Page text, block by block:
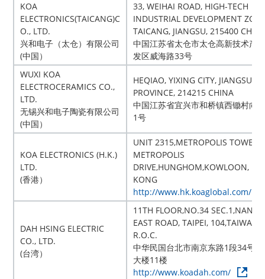
KOA
ELECTRONICS(TAICANG)C
O., LTD.
兴和电子（太仓）有限公司
(中国）
33, WEIHAI ROAD, HIGH-TECH
INDUSTRIAL DEVELOPMENT
TAICANG, JIANGSU, 215400
中国江苏省太仓市太仓高新技术产
发区威海路33号
WUXI KOA
ELECTROCERAMICS CO.,
LTD.
无锡兴和电子陶瓷有限公司
(中国）
HEQIAO, YIXING CITY, JIANGSU
PROVINCE, 214215 CHINA
中国江苏省宜兴市和桥镇西锄村向
1号
KOA ELECTRONICS (H.K.)
LTD.
(香港）
UNIT 2315,METROPOLIS
METROPOLIS
DRIVE,HUNGHOM,KOWLOON,
KONG
http://www.hk.koaglobal.com/
DAH HSING ELECTRIC
CO., LTD.
(台湾）
11TH FLOOR,NO.34 SEC.1,NAN-
EAST ROAD, TAIPEI, 104,TAIWAN,
R.O.C.
中华民国台北市南京东路1段34号
大楼11楼
http://www.koadah.com/